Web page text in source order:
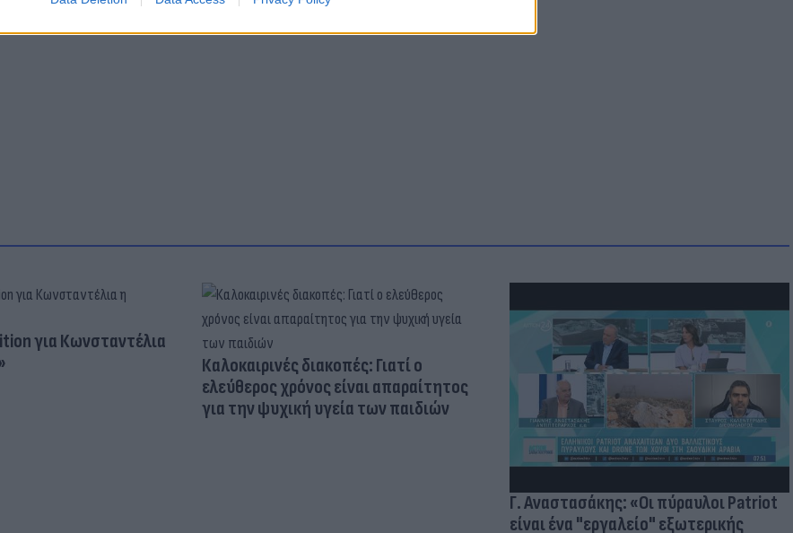
για Κωνσταντέλια
Καλοκαιρινές διακοπές: Γιατί ο
ελεύθερος χρόνος είναι απαραίτητος
για την ψυχική υγεία των παιδιών
Γ. Αναστασάκης: «Οι πύραυλοι Patriot
είναι ένα "εργαλείο" εξωτερικής